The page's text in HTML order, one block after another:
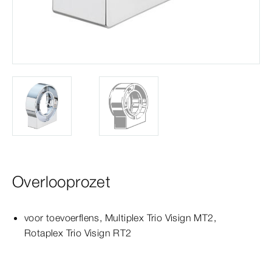
Overlooprozet
voor toevoerflens, Multiplex Trio Visign MT2,
Rotaplex Trio Visign RT2